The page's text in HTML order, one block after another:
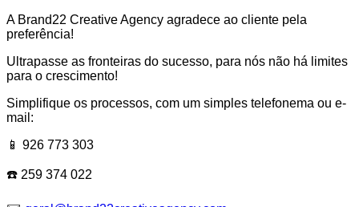
A Brand22 Creative Agency agradece ao cliente pela
preferência!
Ultrapasse as fronteiras do sucesso, para nós não há limites
para o crescimento!
Simplifique os processos, com um simples telefonema ou e-
mail:
📱 926 773 303
☎️ 259 374 022